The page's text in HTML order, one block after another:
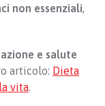
non essenziali,
e salute
articolo: Dieta
vita.